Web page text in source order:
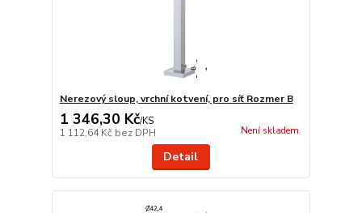
Nerezový sloup, vrchní kotvení, pro síť Rozmer B
1 346,30 Kč/KS
1 112,64 Kč bez DPH Není skladem
Detail